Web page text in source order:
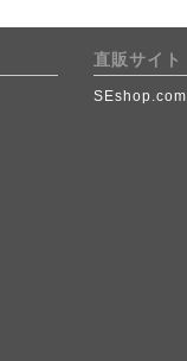
直販サイト
SEshop.com